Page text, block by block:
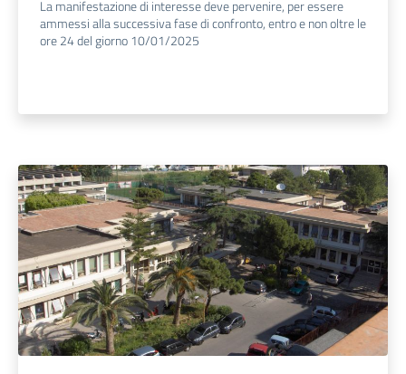
La manifestazione di interesse deve pervenire, per essere
ammessi alla successiva fase di confronto, entro e non oltre le
ore 24 del giorno 10/01/2025